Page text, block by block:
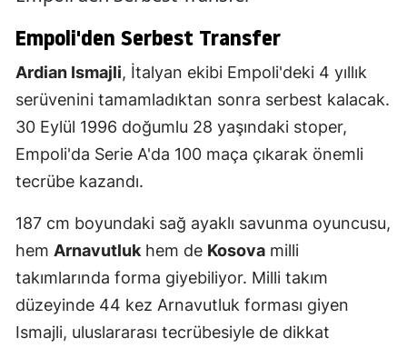
Empoli'den Serbest Transfer
Ardian Ismajli, İtalyan ekibi Empoli'deki 4 yıllık
serüvenini tamamladıktan sonra serbest kalacak.
30 Eylül 1996 doğumlu 28 yaşındaki stoper,
Empoli'da Serie A'da 100 maça çıkarak önemli
tecrübe kazandı.
187 cm boyundaki sağ ayaklı savunma oyuncusu,
hem Arnavutluk hem de Kosova milli
takımlarında forma giyebiliyor. Milli takım
düzeyinde 44 kez Arnavutluk forması giyen
Ismajli, uluslararası tecrübesiyle de dikkat